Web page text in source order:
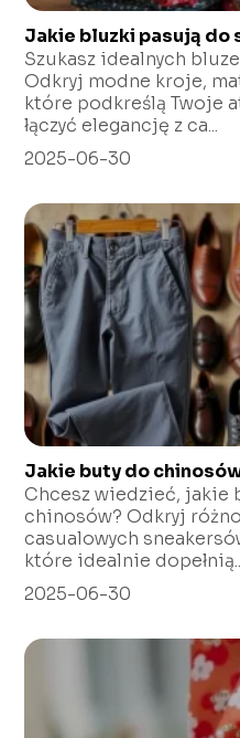
Jakie bluzki pasują do
Szukasz idealnych
Odkryj modne kroje,
które podkreślą Twoje
łączyć elegancję z ca...
2025-06-30
Jakie buty do
Chcesz wiedzieć, jakie
chinosów? Odkryj
casualowych
które idealnie
2025-06-30